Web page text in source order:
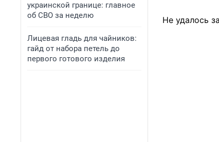
украинской границе: главное
об СВО за неделю
Лицевая гладь для чайников:
гайд от набора петель до
первого готового изделия
Не удалось